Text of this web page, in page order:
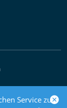
Service zu